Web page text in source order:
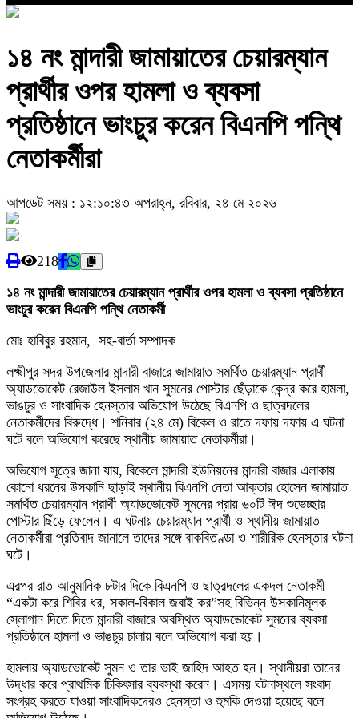
১৪ নং মান্দারী জামায়াতের চেয়ারম্যান
প্রার্থীর ওপর হামলা ও ব্যবসা
প্রতিষ্ঠানে ভাংচুর করেন বিএনপি পন্থি
নেতাকর্মীরা
আপডেট সময় : ১২:১০:৪৩ অপরাহ্ন, রবিবার, ২৪ মে ২০২৬
218
১৪ নং মান্দারী জামায়াতের চেয়ারম্যান প্রার্থীর ওপর হামলা ও ব্যবসা প্রতিষ্ঠানে
ভাংচুর করেন বিএনপি পন্থি নেতাকর্মী
মোঃ হাবিবুর রহমান, সহ-বার্তা সম্পাদক
লক্ষ্মীপুর সদর উপজেলার মান্দারী বাজারে জামায়াত সমর্থিত চেয়ারম্যান প্রার্থী
অ্যাডভোকেট রেজাউল ইসলাম খান সুমনের পোস্টার ছেঁড়াকে কেন্দ্র করে হামলা,
ভাঙচুর ও সাংবাদিক হেনস্তার অভিযোগ উঠেছে বিএনপি ও ছাত্রদলের
নেতাকর্মীদের বিরুদ্ধে। শনিবার (২৪ মে) বিকেল ও রাতে দফায় দফায় এ ঘটনা
ঘটে বলে অভিযোগ করেছে স্থানীয় জামায়াত নেতাকর্মীরা।
অভিযোগ সূত্রে জানা যায়, বিকেলে মান্দারী ইউনিয়নের মান্দারী বাজার এলাকায়
কোনো ধরনের উসকানি ছাড়াই স্থানীয় বিএনপি নেতা আক্তার হোসেন জামায়াত
সমর্থিত চেয়ারম্যান প্রার্থী অ্যাডভোকেট সুমনের প্রায় ৬০টি ঈদ শুভেচ্ছার
পোস্টার ছিঁড়ে ফেলেন। এ ঘটনায় চেয়ারম্যান প্রার্থী ও স্থানীয় জামায়াত
নেতাকর্মীরা প্রতিবাদ জানালে তাদের সঙ্গে বাকবিতণ্ডা ও শারীরিক হেনস্তার ঘটনা
ঘটে।
এরপর রাত আনুমানিক ৮টার দিকে বিএনপি ও ছাত্রদলের একদল নেতাকর্মী
“একটা করে শিবির ধর, সকাল-বিকাল জবাই কর”সহ বিভিন্ন উসকানিমূলক
স্লোগান দিতে দিতে মান্দারী বাজারে অবস্থিত অ্যাডভোকেট সুমনের ব্যবসা
প্রতিষ্ঠানে হামলা ও ভাঙচুর চালায় বলে অভিযোগ করা হয়।
হামলায় অ্যাডভোকেট সুমন ও তার ভাই জাহিদ আহত হন। স্থানীয়রা তাদের
উদ্ধার করে প্রাথমিক চিকিৎসার ব্যবস্থা করেন। এসময় ঘটনাস্থলে সংবাদ
সংগ্রহ করতে যাওয়া সাংবাদিকদেরও হেনস্তা ও হুমকি দেওয়া হয়েছে বলে